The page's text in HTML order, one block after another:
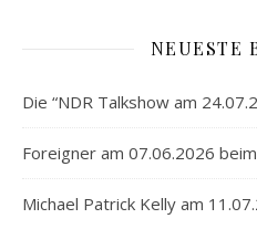
NEUESTE
Die “NDR Talkshow am
Foreigner am 07.06.2026
Michael Patrick Kelly am